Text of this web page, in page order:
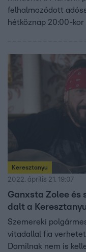
felhalmozódott
hétköznap 20:00-kor
Keresztanyu
2022. április 21. 19:07
Ganxsta Zolee és
dalt a
Szemereki
vitadallal fia
Damilnak nem is